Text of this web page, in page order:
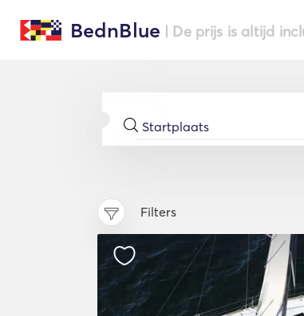
BednBlue | De prijs is altijd
Filters